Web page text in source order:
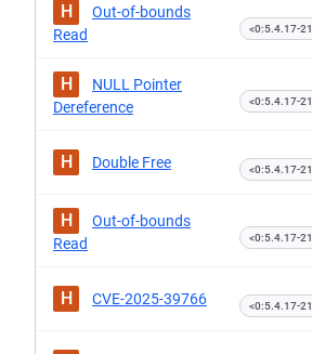
H
Out-of-bounds
Read
<0:5.4.17-
H
NULL Pointer
Dereference
<0:5.4.17-
H Double Free <0:5.4.17-
H
Out-of-bounds
Read
<0:5.4.17-
H CVE-2025-39766 <0:5.4.17-